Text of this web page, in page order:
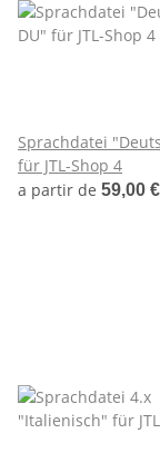
Sprachdatei
für JTL-Shop 4
a partir de 59,00 €